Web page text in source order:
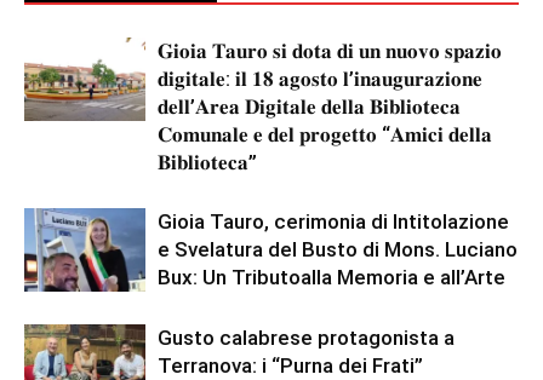
𝐆𝐢𝐨𝐢𝐚 𝐓𝐚𝐮𝐫𝐨 𝐬𝐢 𝐝𝐨𝐭𝐚 𝐝𝐢 𝐮𝐧 𝐧𝐮𝐨𝐯𝐨 𝐬𝐩𝐚𝐳𝐢𝐨
𝐝𝐢𝐠𝐢𝐭𝐚𝐥𝐞: 𝐢𝐥 𝟏𝟖 𝐚𝐠𝐨𝐬𝐭𝐨 𝐥’𝐢𝐧𝐚𝐮𝐠𝐮𝐫𝐚𝐳𝐢𝐨𝐧𝐞
𝐝𝐞𝐥𝐥’𝐀𝐫𝐞𝐚 𝐃𝐢𝐠𝐢𝐭𝐚𝐥𝐞 𝐝𝐞𝐥𝐥𝐚 𝐁𝐢𝐛𝐥𝐢𝐨𝐭𝐞𝐜𝐚
𝐂𝐨𝐦𝐮𝐧𝐚𝐥𝐞 𝐞 𝐝𝐞𝐥 𝐩𝐫𝐨𝐠𝐞𝐭𝐭𝐨 “𝐀𝐦𝐢𝐜𝐢 𝐝𝐞𝐥𝐥𝐚
𝐁𝐢𝐛𝐥𝐢𝐨𝐭𝐞𝐜𝐚”
Gioia Tauro, cerimonia di Intitolazione
e Svelatura del Busto di Mons. Luciano
Bux: Un Tributoalla Memoria e all’Arte
Gusto calabrese protagonista a
Terranova: i “Purna dei Frati”